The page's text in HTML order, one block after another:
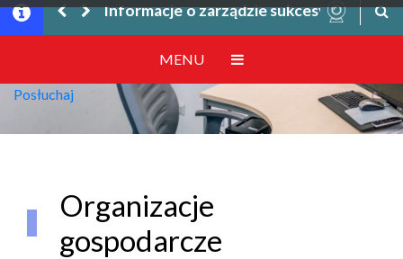
Informacje o zarządzie sukcesyjnym
MENU
Posłuchaj
Organizacje
gospodarcze